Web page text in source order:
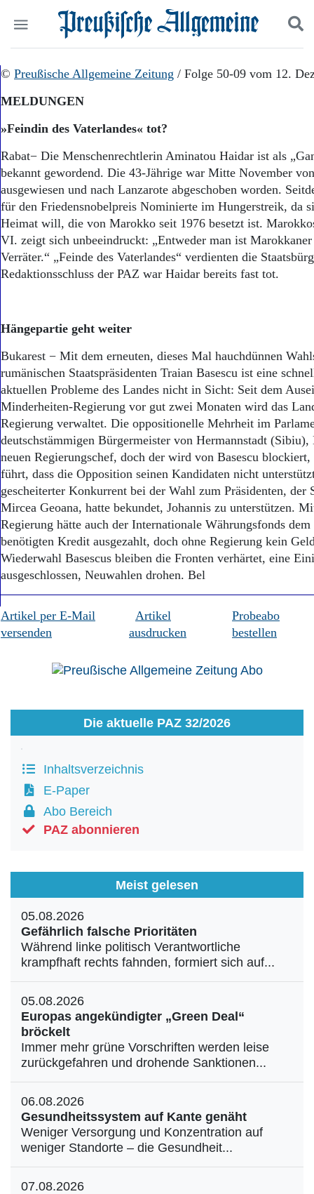
Abonnenten-Login
Abo Prämien
Archiv
Mediadaten
Politik
Gesellschaft
Leben
Geschichte
Ostpreußen
Pommern
Berlin-Brandenburg
Schlesien
Danzig und Westpreußen
Bücher
Kontakt
Impressum
Datenschutz
Suchen und finden
© Preußische Allgemeine Zeitung / Folge 50-09 vom 12.
MELDUNGEN
»Feindin des Vaterlandes« tot?
Rabat− Die Menschenrechtlerin Aminatou Haidar ist als
bekannt gewordend. Die 43-Jährige war Mitte November
ausgewiesen und nach Lanzarote abgeschoben worden.
für den Friedensnobelpreis Nominierte im Hungerstreik, da
Heimat will, die von Marokko seit 1976 besetzt ist.
VI. zeigt sich unbeeindruckt: „Entweder man ist
Verräter.“ „Feinde des Vaterlandes“ verdienten die
Redaktionsschluss der PAZ war Haidar bereits fast
Hängepartie geht weiter
Bukarest − Mit dem erneuten, dieses Mal hauchdünnen
rumänischen Staatspräsidenten Traian Basescu ist eine
aktuellen Probleme des Landes nicht in Sicht: Seit dem
Minderheiten-Regierung vor gut zwei Monaten wird das
Regierung verwaltet. Die oppositionelle Mehrheit im
deutschstämmigen Bürgermeister von Hermannstadt (Sibiu),
neuen Regierungschef, doch der wird von Basescu
führt, dass die Opposition seinen Kandidaten nicht
gescheiterter Konkurrent bei der Wahl zum Präsidenten, der
Mircea Geoana, hatte bekundet, Johannis zu unterstützen.
Regierung hätte auch der Internationale Währungsfonds
benötigten Kredit ausgezahlt, doch ohne Regierung kein
Wiederwahl Basescus bleiben die Fronten verhärtet, eine
ausgeschlossen, Neuwahlen drohen. Bel
Artikel per E-Mail
versenden
Artikel
ausdrucken
Probeabo
bestellen
Die aktuelle PAZ 32/2026
Inhaltsverzeichnis
E-Paper
Abo Bereich
PAZ abonnieren
Meist gelesen
05.08.2026
Gefährlich falsche Prioritäten
Während linke politisch Verantwortliche
krampfhaft rechts fahnden, formiert sich auf...
05.08.2026
Europas angekündigter „Green Deal“
bröckelt
Immer mehr grüne Vorschriften werden leise
zurückgefahren und drohende Sanktionen...
06.08.2026
Gesundheitssystem auf Kante genäht
Weniger Versorgung und Konzentration auf
weniger Standorte – die Gesundheit...
07.08.2026